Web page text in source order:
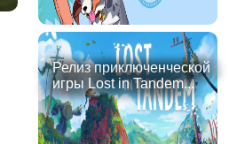
Релиз приключенческой
игры Lost in Tandem...